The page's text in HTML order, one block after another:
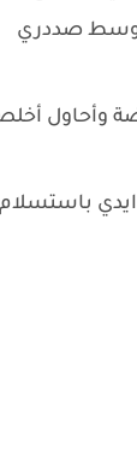
وسط صددري
وأحاول
ايدي